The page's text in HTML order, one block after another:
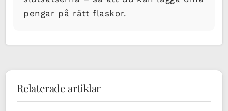
pengar på rätt flaskor.
Relaterade artiklar